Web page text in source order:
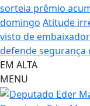
sorteia prêmio
domingo Atitude
visto de
defende
EM ALTA
MENU